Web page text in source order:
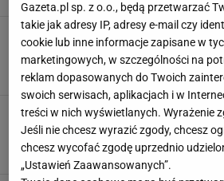
Te potrawy świąteczne
jest idealny moment,
BIGOS BOŻE NARODZENIE NEWS
Do bigosu dodaję
listopada każdy najada
BIGOS KUCHNIA POLSKA NEWS
Gazeta.pl sp. z o.o., będą przetwarzać
takie jak adresy IP, adresy e-mail czy
cookie lub inne informacje zapisane w
marketingowych, w szczególności na
reklam dopasowanych do Twoich
swoich serwisach, aplikacjach i w
treści w nich wyświetlanych. Wyrażenie
Jeśli nie chcesz wyrazić zgody, chcesz
chcesz wycofać zgodę uprzednio
„Ustawień Zaawansowanych”.